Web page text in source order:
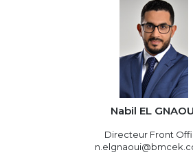
Nabil EL
Directeur Front